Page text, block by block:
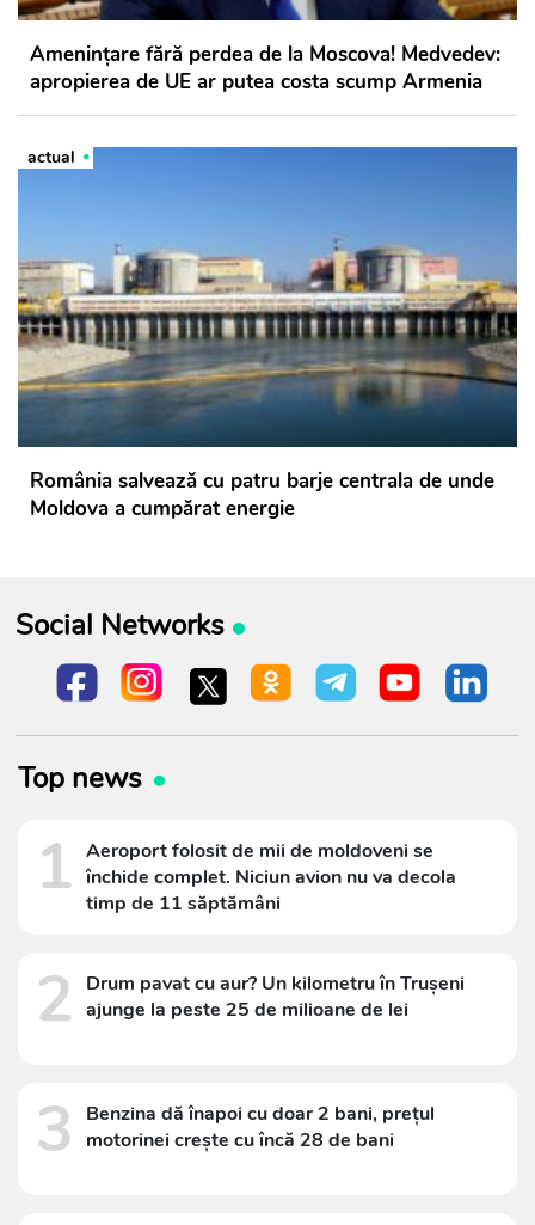
Amenințare fără perdea de la Moscova! Medvedev:
apropierea de UE ar putea costa scump Armenia
actual
România salvează cu patru barje centrala de unde
Moldova a cumpărat energie
Social Networks
Top news
1 Aeroport folosit de mii de moldoveni se
închide complet. Niciun avion nu va decola
timp de 11 săptămâni
2
Drum pavat cu aur? Un kilometru în Trușeni
ajunge la peste 25 de milioane de lei
3
Benzina dă înapoi cu doar 2 bani, prețul
motorinei crește cu încă 28 de bani